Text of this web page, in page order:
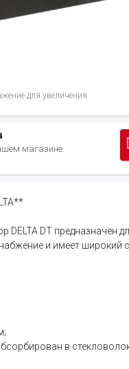
для увеличения
магазине.
DELTA DT предназначен
и имеет широкий
в